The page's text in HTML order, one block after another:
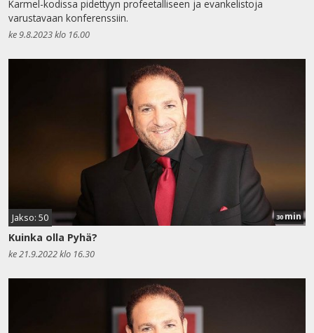
Karmel-kodissa pidettyyn profeetalliseen ja evankelistoja
varustavaan konferenssiin.
ke 9.8.2023 klo 16.00
Jakso: 50 30min
Kuinka olla Pyhä?
ke 21.9.2022 klo 16.30